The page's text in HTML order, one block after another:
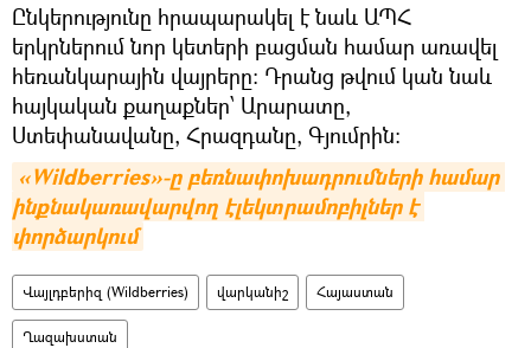
Ընկերությունը հրապարակել է նաև ԱՊՀ
երկրներում նոր կետերի բացման համար առավել
հեռանկարային վայրերը։ Դրանց թվում կան նաև
հայկական քաղաքներ՝ Արարատը,
Ստեփանավանը, Հրազդանը, Գյումրին:
«Wildberries»-ը բեռնափոխադրումների համար
ինքնակառավարվող էլեկտրամոբիլներ է
փորձարկում
Վայլդբերիզ (Wildberries) վարկանիշ Հայաստան
Ղազախստան